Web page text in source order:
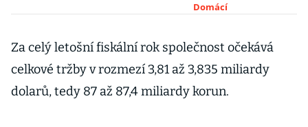
pošta začne
klientům úřadu
práce
Domácí
Za celý letošní fiskální rok společnost očekává
celkové tržby v rozmezí 3,81 až 3,835 miliardy
dolarů, tedy 87 až 87,4 miliardy korun.